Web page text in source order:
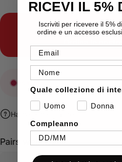
Indecisione
Esaurito
Hai bisogno di aiuto?
Pairs well with
RICEVI IL 5%
Iscriviti per ricevere il 5%
ordine e un accesso
Email
Nome
Quale collezione di
Uomo
Donna
Compleanno